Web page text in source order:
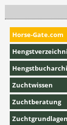
Horse-Gate.com
Zuchtwissen
Zuchtberatung
Zuchtgrundlagen